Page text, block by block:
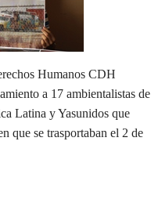
Humanos CDH
a 17 ambientalistas de
Latina y Yasunidos que
que se trasportaban el 2 de